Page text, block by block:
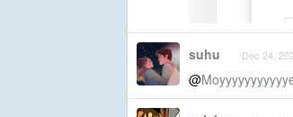
suhu Dec 24,
@